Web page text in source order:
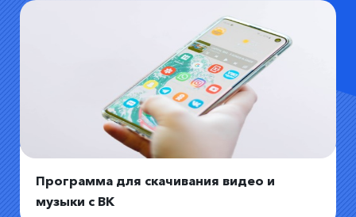
Программа для скачивания видео и
музыки с ВК